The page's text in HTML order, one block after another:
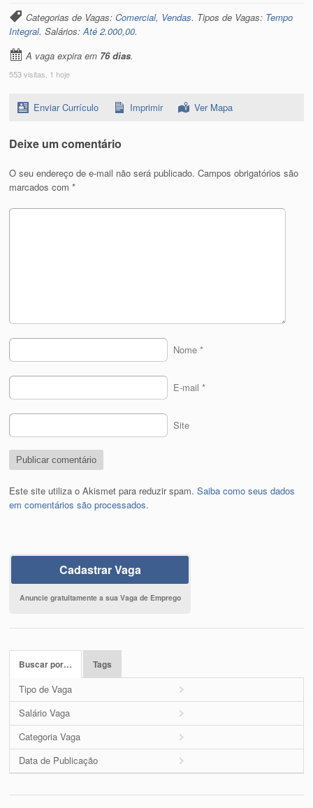
Categorias de Vagas:Comercial, Vendas. Tipos de Vagas: Tempo
Integral. Salários:Até 2.000,00.
A vaga expira em 76 dias.
553 visitas, 1 hoje
Enviar Currículo Imprimir Ver Mapa
Deixe um comentário
O seu endereço de e-mail não será publicado. Campos obrigatórios são
marcados com*
Nome *
E-mail *
Site
Este site utiliza o Akismet para reduzir spam.Saiba como seus dados
em comentários são processados.
Cadastrar Vaga
Anuncie gratuitamente a sua Vaga de Emprego
Buscar por… Tags
Tipo de Vaga
Salário Vaga
Categoria Vaga
Data de Publicação